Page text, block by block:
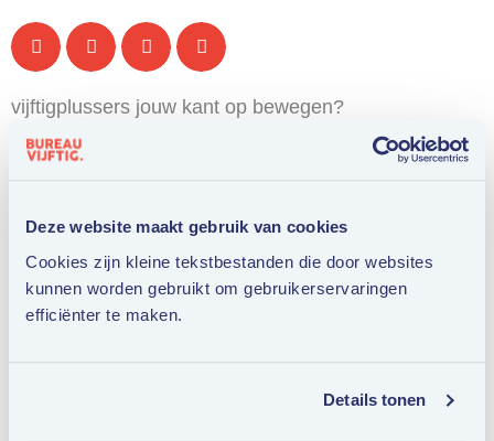
Deze website maakt gebruik van cookies
Cookies zijn kleine tekstbestanden die door websites
kunnen worden gebruikt om gebruikerservaringen
efficiënter te maken.
Details tonen
vijftigplussers jouw kant op bewegen?
LEES OVER ONZE AANPAK.
Waarom Bureauvijftig?